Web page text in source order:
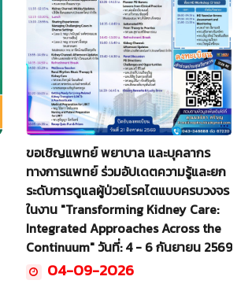
ขอเชิญแพทย์ พยาบาล และบุคลากร
ทางการแพทย์ ร่วมอัปเดตความรู้และยก
ระดับการดูแลผู้ป่วยโรคไตแบบครบวงจร
ในงาน "Transforming Kidney Care:
Integrated Approaches Across the
Continuum" วันที่: 4 - 6 กันยายน 2569
04-09-2026